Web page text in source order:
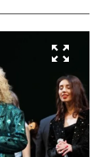
zoom_out_map